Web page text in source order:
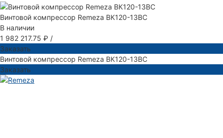
Винтовой компрессор Remeza ВК120-13ВС
В наличии
1 982 217.75 ₽ /
Заказать
Винтовой компрессор Remeza ВК120-13ВС
Заказать